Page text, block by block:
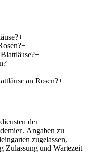
+
+
+
+
an Rosen?+
der
Angaben zu
zugelassen,
Zulassung und Wartezeit